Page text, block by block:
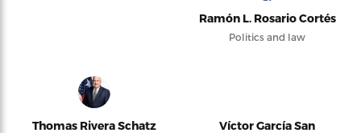
Ramón L. Rosario Cortés
Politics and law
Thomas Rivera Schatz
Víctor García San